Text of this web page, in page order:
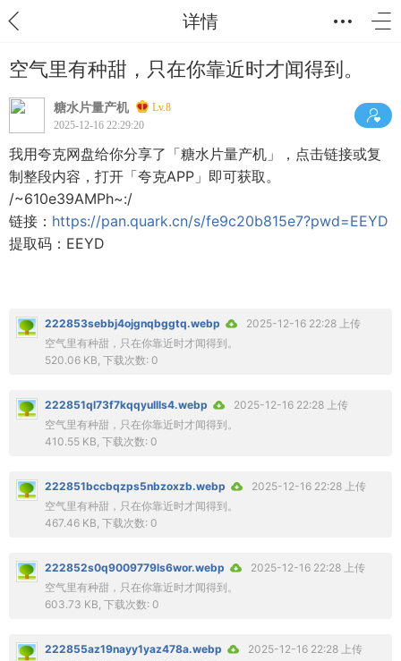
详情
空气里有种甜，只在你靠近时才闻得到。
糖水片量产机
Lv.8
2025-12-16 22:29:20
我用夸克网盘给你分享了「糖水片量产机」，点击链接或复
制整段内容，打开「夸克APP」即可获取。
/~610e39AMPh~:/
链接： https://pan.quark.cn/s/fe9c20b815e7?pwd=EEYD
提取码：EEYD
222853sebbj4ojgnqbggtq.webp
2025-12-16 22:28 上传
空气里有种甜，只在你靠近时才闻得到。
520.06 KB, 下载次数: 0
222851ql73f7kqqyullls4.webp
2025-12-16 22:28 上传
空气里有种甜，只在你靠近时才闻得到。
410.55 KB, 下载次数: 0
222851bccbqzps5nbzoxzb.webp
2025-12-16 22:28 上传
空气里有种甜，只在你靠近时才闻得到。
467.46 KB, 下载次数: 0
222852s0q9009779ls6wor.webp
2025-12-16 22:28 上传
空气里有种甜，只在你靠近时才闻得到。
603.73 KB, 下载次数: 0
222855az19nayy1yaz478a.webp
2025-12-16 22:28 上传